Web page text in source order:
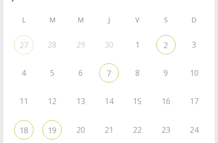
L M M J V S D
27 28 29 30 1 2 3
4 5 6 7 8 9 10
11 12 13 14 15 16 17
18 19 20 21 22 23 24